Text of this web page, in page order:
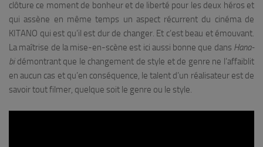
clôture ce moment de bonheur et de liberté pour les deux héros et
qui assène en même temps un aspect récurrent du cinéma de
KITANO qui est qu’il est dur de changer. Et c’est beau et émouvant.
La maîtrise de la mise-en-scène est ici aussi bonne que dans Hana-
bi démontrant que le changement de style et de genre ne l’affaiblit
en aucun cas et qu’en conséquence, le talent d’un réalisateur est de
savoir tout filmer, quelque soit le genre ou le style.